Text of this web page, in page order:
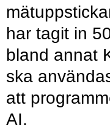
har tagit in
bland annat
ska
att
AI.